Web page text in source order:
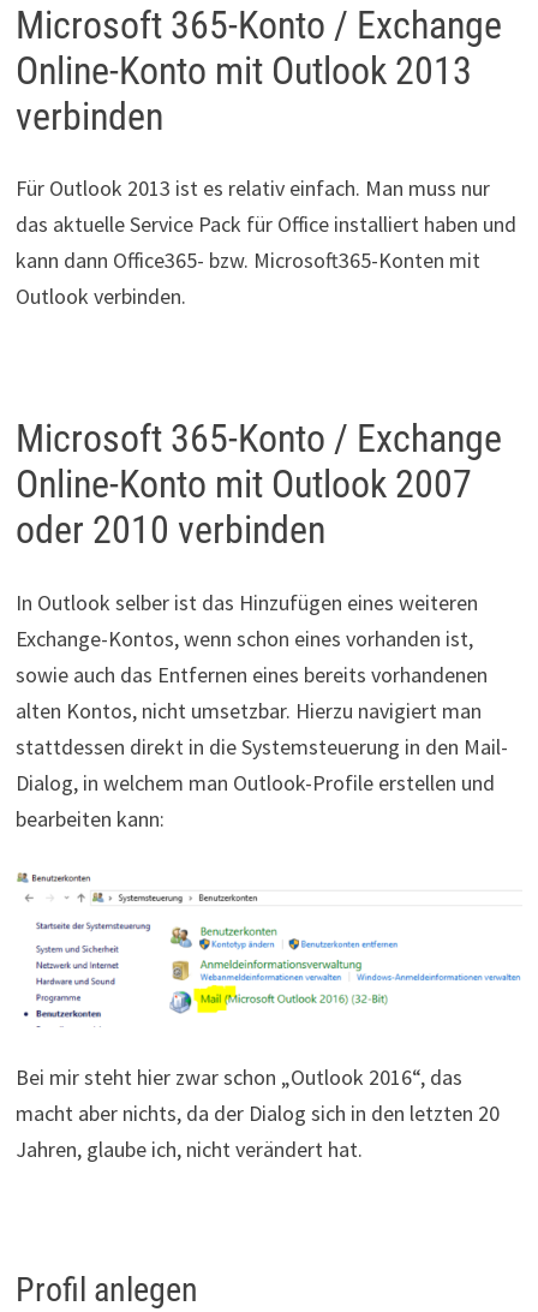
Microsoft 365-Konto / Exchange
Online-Konto mit Outlook 2013
verbinden
Für Outlook 2013 ist es relativ einfach. Man muss nur
das aktuelle Service Pack für Office installiert haben und
kann dann Office365- bzw. Microsoft365-Konten mit
Outlook verbinden.
Microsoft 365-Konto / Exchange
Online-Konto mit Outlook 2007
oder 2010 verbinden
In Outlook selber ist das Hinzufügen eines weiteren
Exchange-Kontos, wenn schon eines vorhanden ist,
sowie auch das Entfernen eines bereits vorhandenen
alten Kontos, nicht umsetzbar. Hierzu navigiert man
stattdessen direkt in die Systemsteuerung in den Mail-
Dialog, in welchem man Outlook-Profile erstellen und
bearbeiten kann:
Bei mir steht hier zwar schon „Outlook 2016“, das
macht aber nichts, da der Dialog sich in den letzten 20
Jahren, glaube ich, nicht verändert hat.
Profil anlegen